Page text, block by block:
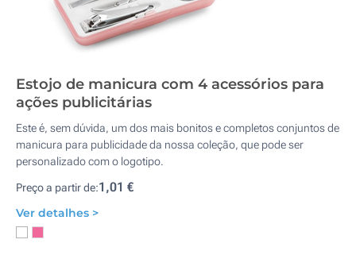
Estojo de manicura com 4 acessórios para
ações publicitárias
Este é, sem dúvida, um dos mais bonitos e completos conjuntos de
manicura para publicidade da nossa coleção, que pode ser
personalizado com o logotipo.
Preço a partir de:1,01 €
Ver detalhes >